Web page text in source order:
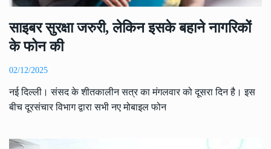
साइबर सुरक्षा जरुरी, लेकिन इसके बहाने नागरिकों
के फोन की
02/12/2025
नई दिल्ली। संसद के शीतकालीन सत्र का मंगलवार को दूसरा दिन है। इस
बीच दूरसंचार विभाग द्वारा सभी नए मोबाइल फोन